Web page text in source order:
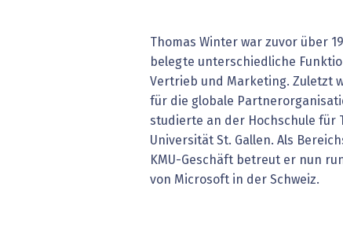
Thomas Winter war zuvor über
belegte unterschiedliche
Vertrieb und Marketing. Zuletzt
für die globale
studierte an der Hochschule für
Universität St. Gallen. Als
KMU-Geschäft betreut er nun
von Microsoft in der Schweiz.